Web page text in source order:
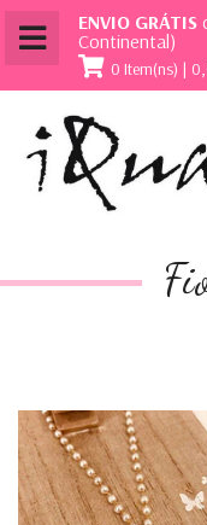
ENVIO GRÁTIS
Continental)
0 Item(ns) |